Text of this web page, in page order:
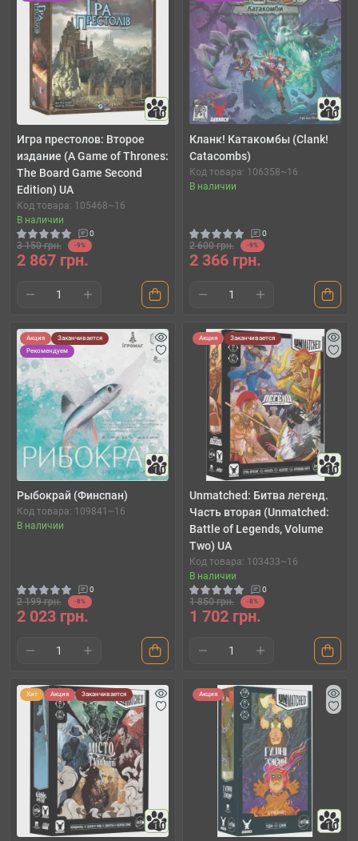
10
Игра престолов: Второе
издание (A Game of Thrones:
The Board Game Second
Edition) UA
Код товара: 105468~16
В наличии
0
3 150 грн. -9%
2 867 грн.
10
Кланк! Катакомбы (Clank!
Catacombs)
Код товара: 106358~16
В наличии
0
2 600 грн. -9%
2 366 грн.
Акция
Заканчивается
Рекомендуем
10
Рыбокрай (Финспан)
Код товара: 109841~16
В наличии
0
2 199 грн. -8%
2 023 грн.
Акция Заканчивается
10
Unmatched: Битва легенд.
Часть вторая (Unmatched:
Battle of Legends, Volume
Two) UA
Код товара: 103433~16
В наличии
0
1 850 грн. -8%
1 702 грн.
Хит Акция Заканчивается
10
Акция
10